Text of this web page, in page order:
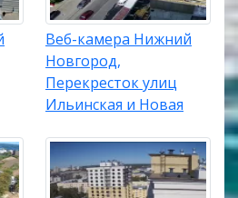
Веб-камера Нижний
Новгород,
Перекресток улиц
Ильинская и Новая